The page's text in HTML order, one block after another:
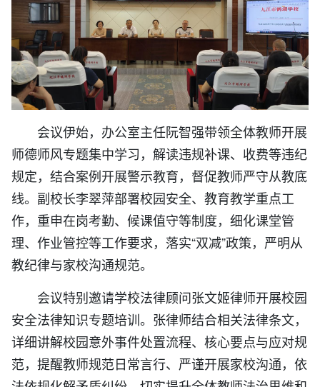
会议伊始，办公室主任阮智强带领全体教师开展
师德师风专题集中学习，解读违规补课、收费等违纪
规定，结合案例开展警示教育，督促教师严守从教底
线。副校长李翠萍部署校园安全、教育教学重点工
作，重申在岗考勤、候课值守等制度，细化课堂管
理、作业管控等工作要求，落实“双减”政策，严明从
教纪律与家校沟通规范。
会议特别邀请学校法律顾问张文姬律师开展校园
安全法律知识专题培训。张律师结合相关法律条文，
详细讲解校园意外事件处置流程、核心要点与应对规
范，提醒教师规范日常言行、严谨开展家校沟通，依